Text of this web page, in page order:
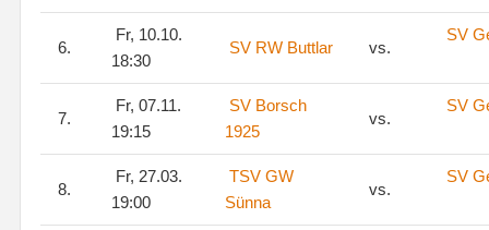
6.
Fr, 10.10.
18:30
SV RW Buttlar vs.
SV
7.
Fr, 07.11.
19:15
SV Borsch
1925
vs.
SV
8.
Fr, 27.03.
19:00
TSV GW
Sünna
vs.
SV